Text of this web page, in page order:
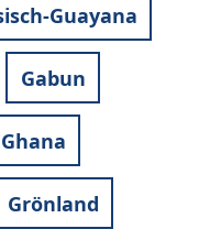
Guayana
Gabun
Ghana
Grönland